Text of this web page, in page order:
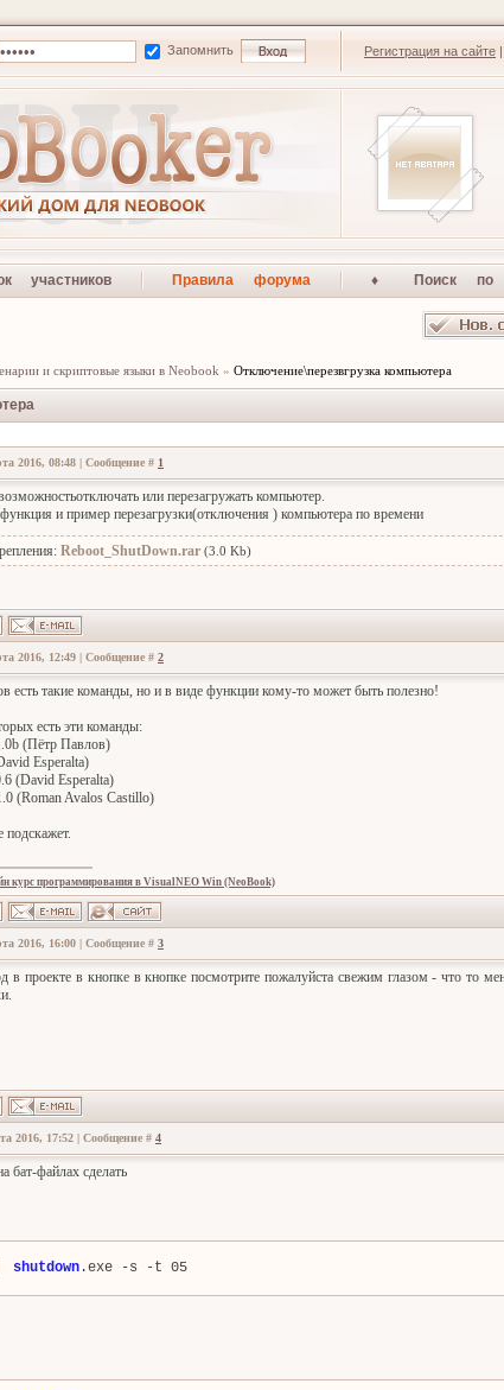
Запомнить Регистрация на сайте |
участников Правила форума ♦ Поиск по
и скриптовые языки в Neobook » Отключение\перезвгрузка компьютера
2016, 08:48 | Сообщение # 1
или перезагружать компьютер.
и пример перезагрузки(отключения ) компьютера по времени
Reboot_ShutDown.rar (3.0 Kb)
2016, 12:49 | Сообщение # 2
есть такие команды, но и в виде функции кому-то может быть полезно!
есть эти команды:
(Пётр Павлов)
Esperalta)
(David Esperalta)
(Roman Avalos Castillo)
курс программирования в VisualNEO Win (NeoBook)
2016, 16:00 | Сообщение # 3
проекте в кнопке в кнопке посмотрите пожалуйста свежим глазом - что то
2016, 17:52 | Сообщение # 4
бат-файлах сделать
shutdown .exe -s -t 05